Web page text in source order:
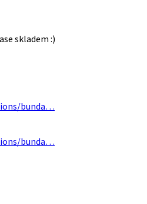
skladem :)
bunda…
bunda…